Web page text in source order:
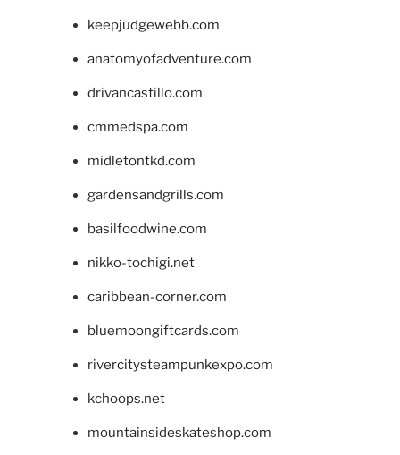
keepjudgewebb.com
anatomyofadventure.com
drivancastillo.com
cmmedspa.com
midletontkd.com
gardensandgrills.com
basilfoodwine.com
nikko-tochigi.net
caribbean-corner.com
bluemoongiftcards.com
rivercitysteampunkexpo.com
kchoops.net
mountainsideskateshop.com